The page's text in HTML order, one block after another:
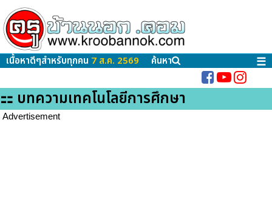
เนื้อหาดีๆสำหรับทุกคน 7 ส.ค. 2569 ค้นหา ☰
⚏ บทความเทคโนโลยีการศึกษา
Advertisement